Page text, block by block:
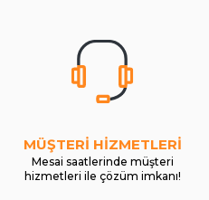
MÜŞTERİ HİZMETLERİ
Mesai saatlerinde müşteri
hizmetleri ile çözüm imkanı!